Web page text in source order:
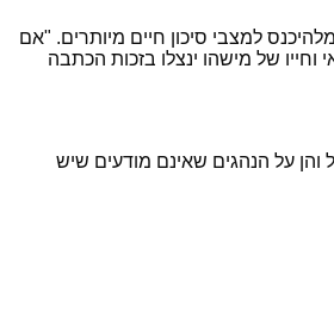
למצבי סיכון חיים מיותרים. "אם
של מישהו ינצלו בזכות הכתבה
על הנהגים שאינם מודעים שיש